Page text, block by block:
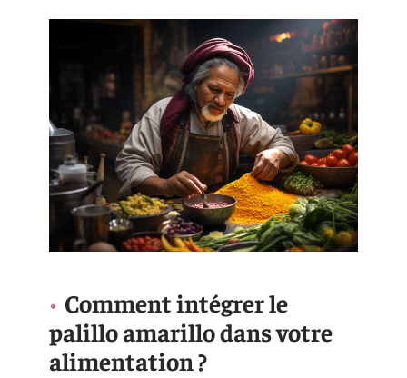
Comment intégrer le
palillo amarillo dans votre
alimentation ?